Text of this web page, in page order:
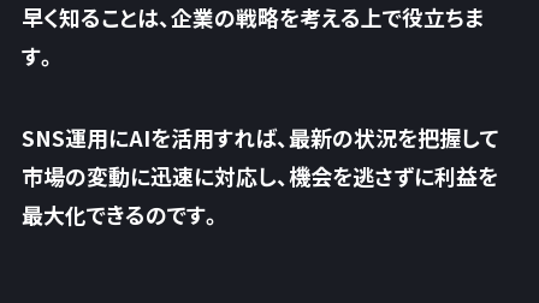
早く知ることは、企業の戦略を考える上で役立ちま
す。
SNS運用にAIを活用すれば、最新の状況を把握して
市場の変動に迅速に対応し、機会を逃さずに利益を
最大化できるのです。